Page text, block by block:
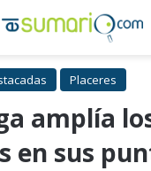
Placeres
amplía
en sus